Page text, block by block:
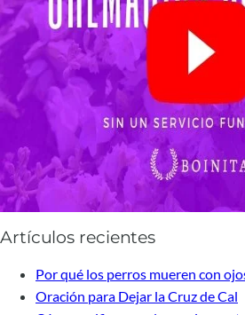
Artículos recientes
Por qué los perros mueren con
Oración para Dejar la Cruz de Cal